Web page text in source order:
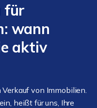
für
wann
aktiv
von Immobilien.
heißt für uns, Ihre